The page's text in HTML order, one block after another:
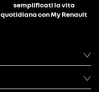
semplificati la vita
quotidiana con My Renault